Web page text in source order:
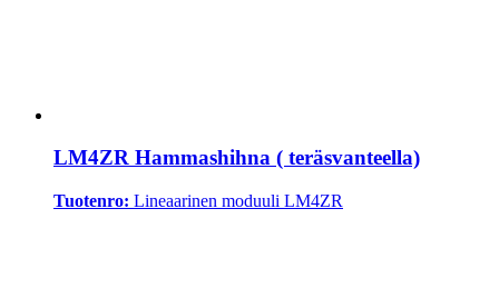
LM4ZR Hammashihna ( teräsvanteella)
Tuotenro: Lineaarinen moduuli LM4ZR